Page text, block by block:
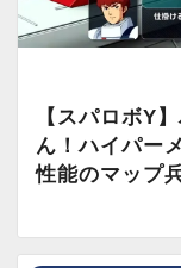
【スパロボY
ん！ハイパー
性能のマップ